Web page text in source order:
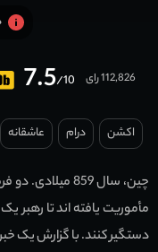
7.5/10 112,826 رای
اکشن درام عاشقانه
چین، سال 859
مأموریت یافته اند تا رهبر
دستگیر کنند. با گزارش یک